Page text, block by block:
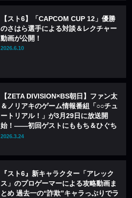
【スト6】「CAPCOM CUP 12」優勝
のさはら選手による対談＆レクチャー
動画が公開！
2026.6.10
【ZETA DIVISION×BS朝日】ファン太
＆ノリアキのゲーム情報番組「○○チュ
ートリアル！」が3月29日に放送開
始！——初回ゲストにももち＆ひぐち
が登場
2026.3.24
『スト6』新キャラクター「アレック
ス」のプロゲーマーによる攻略動画ま
とめ 過去一の“詐欺”キャラっぷりでラ